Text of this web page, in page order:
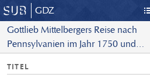
GDZ
Gottlieb Mittelbergers Reise nach
Pennsylvanien im Jahr 1750 und
Jahr 1754
I
TITEL